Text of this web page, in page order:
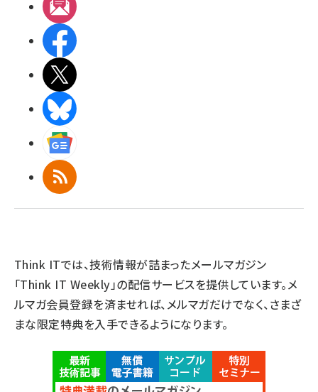
RSS
Think ITでは、技術情報が詰まったメールマガジン
「Think IT Weekly」の配信サービスを提供しています。メ
ルマガ会員登録を済ませれば、メルマガだけでなく、さまざ
まな限定特典を入手できるようになります。